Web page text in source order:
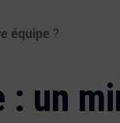
équipe ?
: un